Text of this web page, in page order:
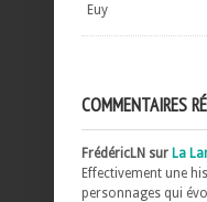
Euy
COMMENTAIRES
FrédéricLN sur La
Effectivement une
personnages qui